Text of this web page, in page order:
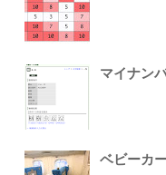
マイナン
ベビーカ